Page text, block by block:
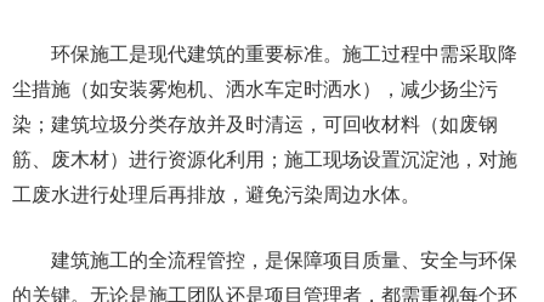
环保施工是现代建筑的重要标准。施工过程中需采取降
尘措施（如安装雾炮机、洒水车定时洒水），减少扬尘污
染；建筑垃圾分类存放并及时清运，可回收材料（如废钢
筋、废木材）进行资源化利用；施工现场设置沉淀池，对施
工废水进行处理后再排放，避免污染周边水体。
建筑施工的全流程管控，是保障项目质量、安全与环保
的关键。无论是施工团队还是项目管理者，都需重视每个环